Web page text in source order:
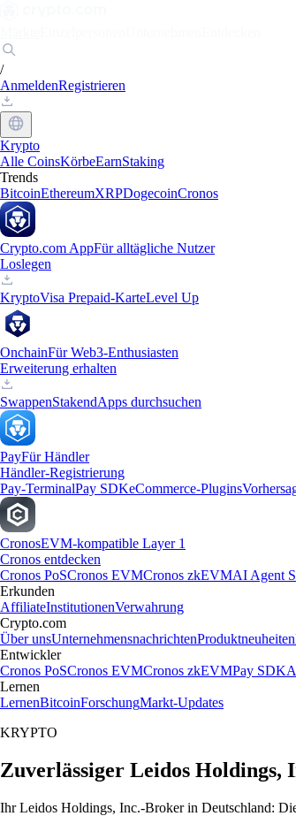
/
AnmeldenRegistrieren
Krypto
Alle CoinsKörbeEarnStaking
Trends
BitcoinEthereumXRPDogecoinCronos
Crypto.com AppFür alltägliche Nutzer
Loslegen
KryptoVisa Prepaid-KarteLevel Up
OnchainFür Web3-Enthusiasten
Erweiterung erhalten
SwappenStakendApps durchsuchen
PayFür Händler
Händler-Registrierung
Pay-TerminalPay SDKeCommerce-Plugins
CronosEVM-kompatible Layer 1
Cronos entdecken
Cronos PoSCronos EVMCronos zkEVMAI Agent
Erkunden
AffiliateInstitutionenVerwahrung
Crypto.com
Über unsUnternehmensnachrichtenProduktneuheiten
Entwickler
Cronos PoSCronos EVMCronos zkEVMPay SDK
Lernen
LernenBitcoinForschungMarkt-Updates
KRYPTO
Zuverlässiger Leidos Holdings,
Ihr Leidos Holdings, Inc.-Broker in Deutschland: